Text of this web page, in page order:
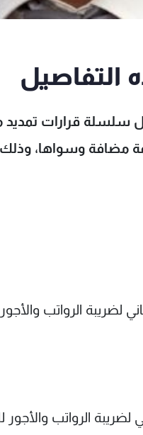
التفاصيل
سلسلة قرارات
مضافة وسواها، وذلك
الشخصي لضريبة الرواتب